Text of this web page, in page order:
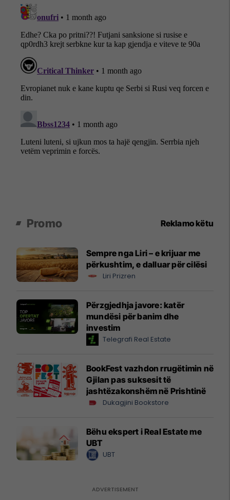
Promo Reklamo këtu
Sempre nga Liri – e krijuar me
përkushtim, e dalluar për cilësi
Liri Prizren
Përzgjedhja javore: katër
mundësi për banim dhe
investim
Telegrafi Real Estate
BookFest vazhdon rrugëtimin në
Gjilan pas suksesit të
jashtëzakonshëm në Prishtinë
Dukagjini Bookstore
Bëhu ekspert i Real Estate me
UBT
UBT